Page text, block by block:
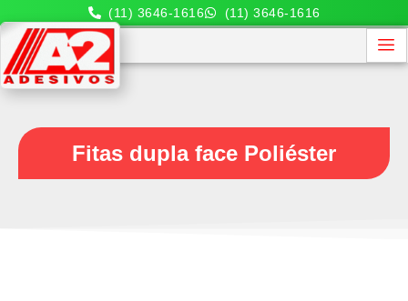
(11) 3646-1616 (11) 3646-1616
Fitas dupla face Poliéster